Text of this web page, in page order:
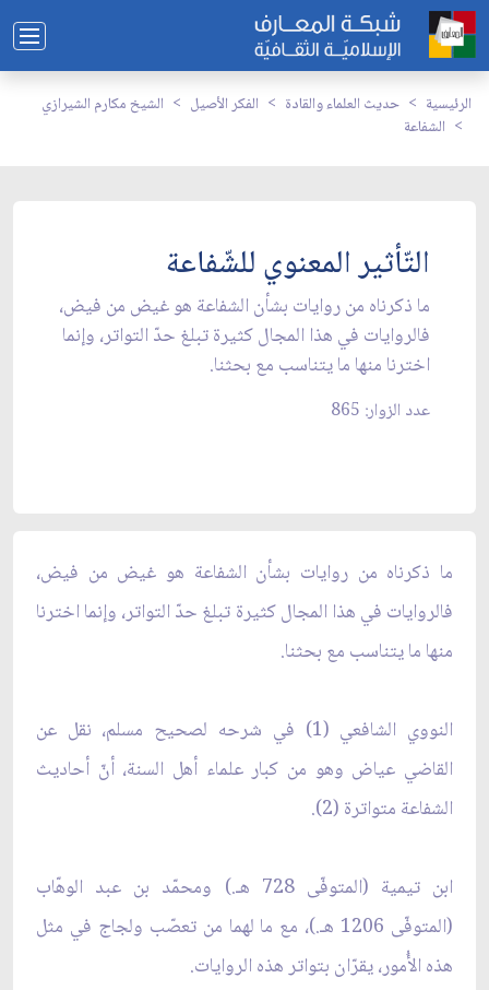
الرئيسية حديث العلماء والقادة الفكر الأصيل
الشيخ مكارم الشيرازي
الشفاعة
التّأثير المعنوي للشّفاعة
ما ذكرناه من روايات بشأن الشفاعة هو غيض من فيض،
فالروايات في هذا المجال كثيرة تبلغ حدّ التواتر، وإنما
اخترنا منها ما يتناسب مع بحثنا.
عدد الزوار: 865
ما ذكرناه من روايات بشأن الشفاعة هو غيض من فيض،
فالروايات في هذا المجال كثيرة تبلغ حدّ التواتر، وإنما اخترنا
منها ما يتناسب مع بحثنا.
النووي الشافعي (1) في شرحه لصحيح مسلم، نقل عن
القاضي عياض وهو من كبار علماء أهل السنة، أنّ أحاديث
الشفاعة متواترة (2).
ابن تيمية (المتوفّى 728 هـ.) ومحمّد بن عبد الوهّاب
(المتوفّى 1206 هـ.)، مع ما لهما من تعصّب ولجاج في مثل
هذه الأُمور، يقرّان بتواتر هذه الروايات.